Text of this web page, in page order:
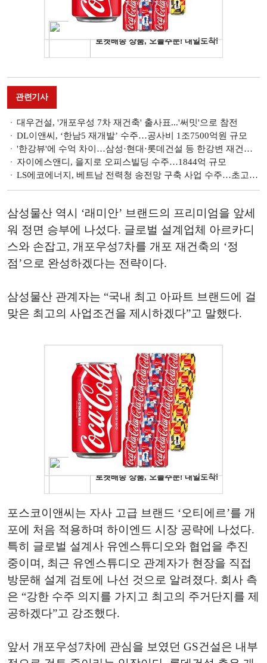
관련기사
대우건설, '개포우성 7차 재건축' 출사표...'써밋'으로 참전
DL이앤씨, ‘한남5 재개발’ 수주…공사비 1조7500억원 규모
'한강뷰'에 수억 차이…삼성·현대·롯데건설 등 한강변 재건축 수주 전쟁
자이에스앤디, 을지로 오피스빌딩 수주…1844억 규모
LS에코에너지, 베트남 전력청 송전망 구축 사업 수주…초고압 케이블 공급
삼성물산 역시 ‘래미안’ 브랜드의 프리미엄을 앞세
워 정면 승부에 나섰다. 글로벌 설계업체 아르카디
스와 손잡고, 개포우성7차를 개포 재건축의 ‘정
점’으로 완성하겠다는 전략이다.
삼성물산 관계자는 “국내 최고 아파트 브랜드에 걸
맞은 최고의 사업조건을 제시하겠다”고 말했다.
포스코이앤씨는 자사 고급 브랜드 ‘오티에르’를 개
포에 처음 적용하며 하이엔드 시장 공략에 나섰다.
특히 글로벌 설계사 유엔스튜디오와 협업을 추진
중이며, 최근 유엔스튜디오 관계자가 현장을 직접
방문해 설계 검토에 나선 것으로 알려졌다. 회사 측
은 “강한 수주 의지를 가지고 최고의 주거단지를 제
공하겠다”고 강조했다.
앞서 개포우성7차에 관심을 보였던 GS건설은 내부